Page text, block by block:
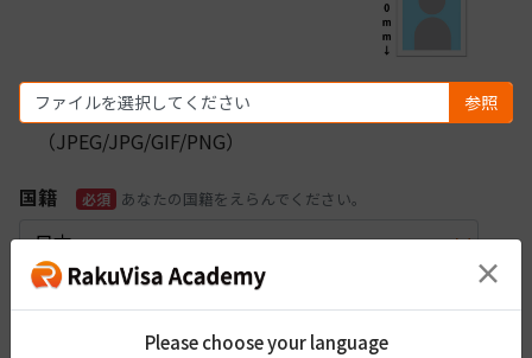
ファイルを選択してください
（JPEG/JPG/GIF/PNG）
国籍
必須 あなたの国籍をえらんでください。
配偶者 必須 日本か母国のいずれかでご結婚されている場合は「有
り」、独身の場合は「無し」をお選びください。
×
Please choose your language